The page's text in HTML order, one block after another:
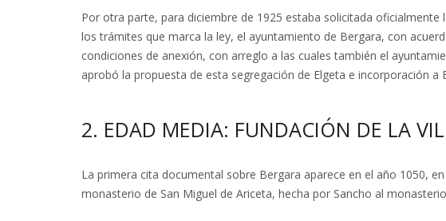
Por otra parte, para diciembre de 1925 estaba solicitada oficialmente
los trámites que marca la ley, el ayuntamiento de Bergara, con
condiciones de anexión, con arreglo a las cuales también el
aprobó la propuesta de esta segregación de Elgeta e incorporación a
2. EDAD MEDIA: FUNDACIÓN DE LA
La primera cita documental sobre Bergara aparece en el año 1050,
monasterio de San Miguel de Ariceta, hecha por Sancho al